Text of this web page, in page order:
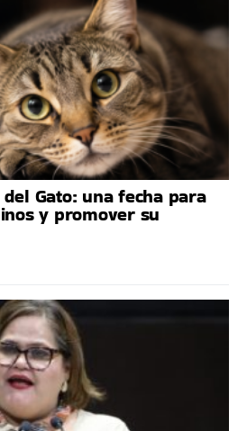
Gato: una fecha para
y promover su